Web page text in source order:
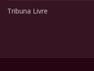
Tribuna Livre